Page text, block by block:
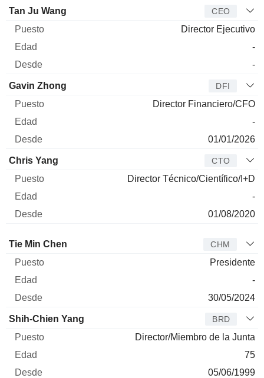
Director Puesto
Tan Ju Wang CEO
Director Ejecutivo
-
-
Gavin Zhong DFI
Director Financiero/CFO
-
01/01/2026
Chris Yang CTO
Director Técnico/Científico/I+D
-
01/08/2020
Administrador
Tie Min Chen CHM
Presidente
-
30/05/2024
Shih-Chien Yang BRD
Director/Miembro de la Junta
75
05/06/1999